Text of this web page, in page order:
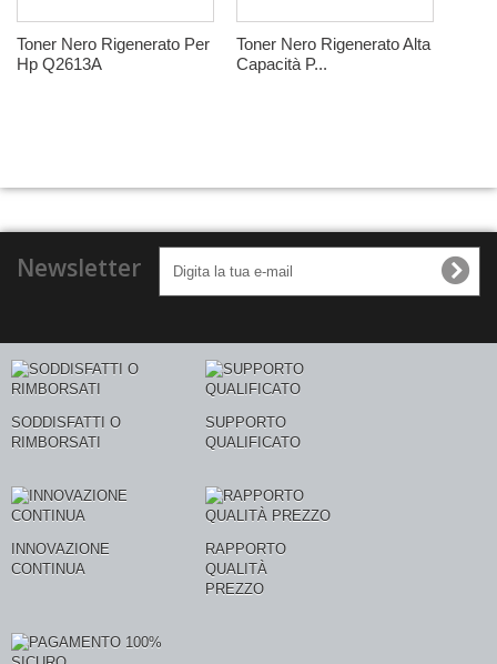
Toner Nero Rigenerato Per
Hp Q2613A
Toner Nero Rigenerato Alta
Capacità P...
Newsletter
SODDISFATTI O
RIMBORSATI
SUPPORTO
QUALIFICATO
INNOVAZIONE
CONTINUA
RAPPORTO
QUALITÀ
PREZZO